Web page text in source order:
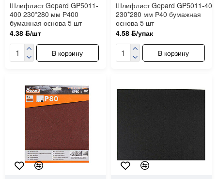
Шлифлист Gepard GP5011-
400 230*280 мм Р400
бумажная основа 5 шт
4.38 ƃ/шт
В корзину
Шлифлист Gepard GP5011-40
230*280 мм Р40 бумажная
основа 5 шт
4.58 ƃ/упак
В корзину